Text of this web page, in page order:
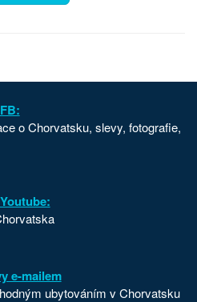
o Chorvatsku, slevy, fotografie,
e-mailem
ubytováním v Chorvatsku